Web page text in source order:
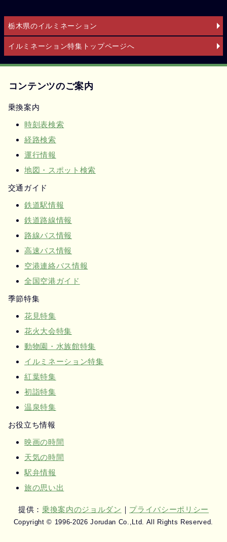
栃木県のイルミネーション
イルミネーション特集トップページへ
コンテンツのご案内
乗換案内
時刻表検索
経路検索
運行情報
地図・スポット検索
交通ガイド
鉄道駅情報
鉄道路線情報
路線バス情報
高速バス情報
空港連絡バス情報
全国空港ガイド
季節特集
花見特集
花火大会特集
動物園・水族館特集
イルミネーション特集
紅葉特集
初詣特集
温泉特集
お役立ち情報
映画の時間
天気の時間
駅弁情報
旅の思い出
提供： 乗換案内のジョルダン ｜ プライバシーポリシー
Copyright © 1996-2026 Jorudan Co.,Ltd. All Rights Reserved.